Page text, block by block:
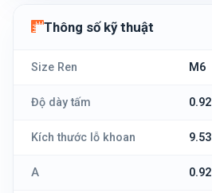
Thông số kỹ thuật
Size Ren M6
Độ dày tấm
Kích thước lỗ khoan
A